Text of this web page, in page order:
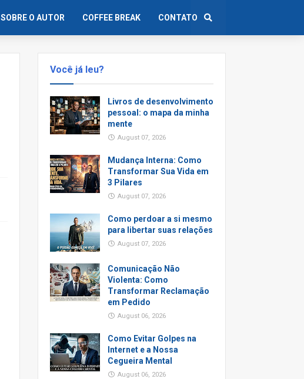
SOBRE O AUTOR COFFEE BREAK CONTATO
Você já leu?
Livros de desenvolvimento
pessoal: o mapa da minha
mente
August 07, 2026
Mudança Interna: Como
Transformar Sua Vida em
3 Pilares
August 07, 2026
Como perdoar a si mesmo
para libertar suas relações
August 07, 2026
Comunicação Não
Violenta: Como
Transformar Reclamação
em Pedido
August 06, 2026
Como Evitar Golpes na
Internet e a Nossa
Cegueira Mental
August 06, 2026